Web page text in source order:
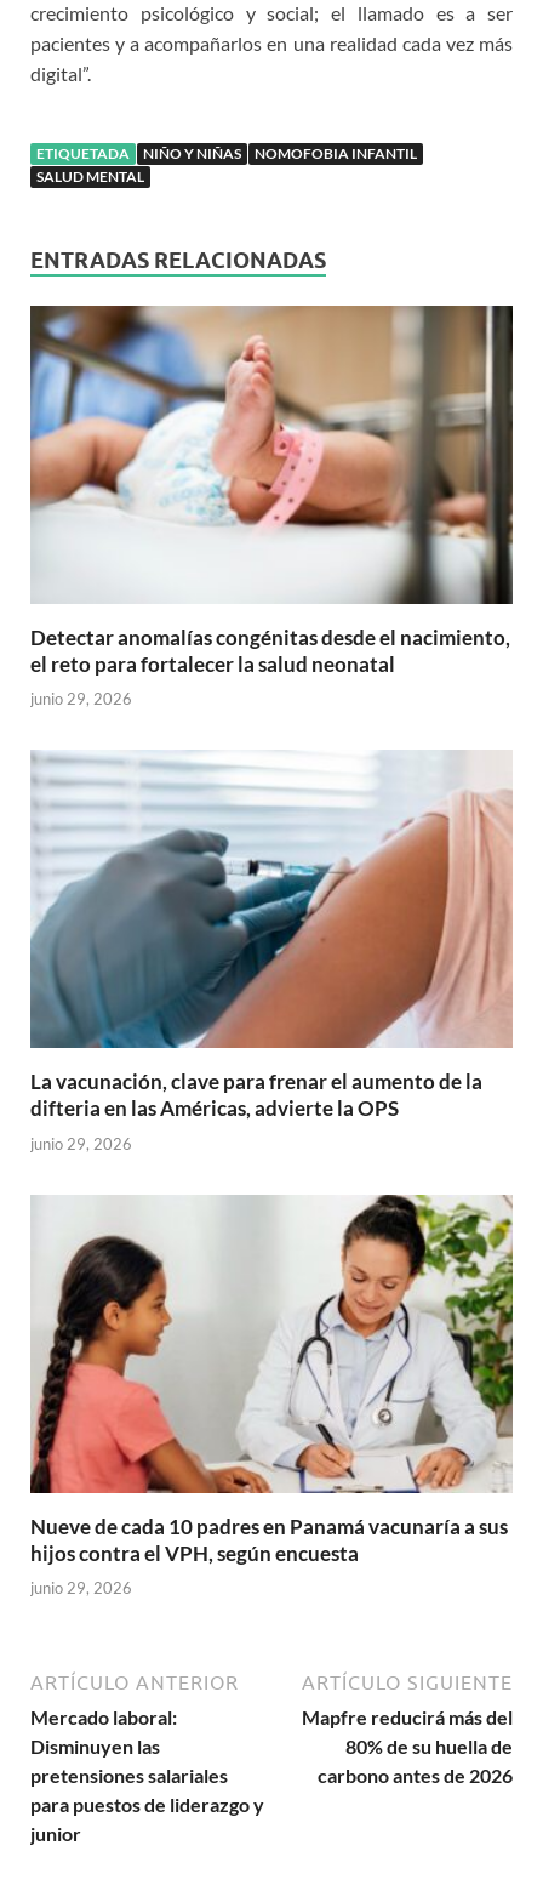
crecimiento psicológico y social; el llamado es a ser
pacientes y a acompañarlos en una realidad cada vez más
digital”.
ETIQUETADA NIÑO Y NIÑAS
NOMOFOBIA INFANTIL
SALUD MENTAL
ENTRADAS RELACIONADAS
Detectar anomalías congénitas desde el nacimiento,
el reto para fortalecer la salud neonatal
junio 29, 2026
La vacunación, clave para frenar el aumento de la
difteria en las Américas, advierte la OPS
junio 29, 2026
Nueve de cada 10 padres en Panamá vacunaría a sus
hijos contra el VPH, según encuesta
junio 29, 2026
ARTÍCULO ANTERIOR
Mercado laboral:
Disminuyen las
pretensiones salariales
para puestos de liderazgo y
junior
ARTÍCULO SIGUIENTE
Mapfre reducirá más del
80% de su huella de
carbono antes de 2026